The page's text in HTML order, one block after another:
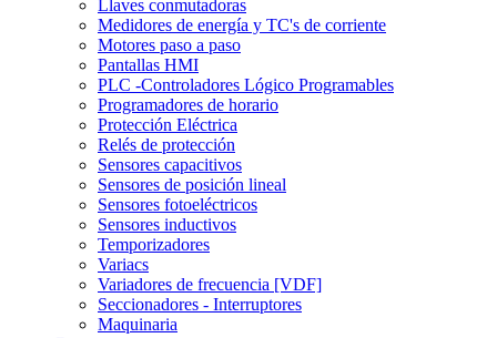
Llaves conmutadoras
Medidores de energía y TC's de corriente
Motores paso a paso
Pantallas HMI
PLC -Controladores Lógico Programables
Programadores de horario
Protección Eléctrica
Relés de protección
Sensores capacitivos
Sensores de posición lineal
Sensores fotoeléctricos
Sensores inductivos
Temporizadores
Variacs
Variadores de frecuencia [VDF]
Seccionadores - Interruptores
Maquinaria